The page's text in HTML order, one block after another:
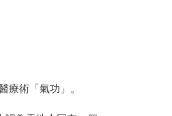
術「氣功」。